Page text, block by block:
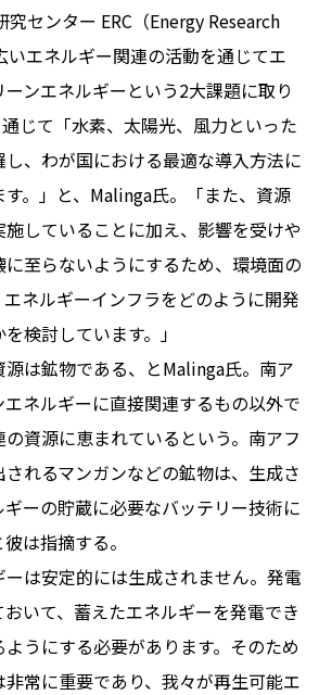
究センター ERC（Energy Research
エネルギー関連の活動を通じてエ
ンエネルギーという2大課題に取り
じて「水素、太陽光、風力といった
、わが国における最適な導入方法に
。」と、Malinga氏。「また、資源
していることに加え、影響を受けや
至らないようにするため、環境面の
ネルギーインフラをどのように開発
検討しています。」
は鉱物である、とMalinga氏。南ア
ネルギーに直接関連するもの以外で
資源に恵まれているという。南アフ
れるマンガンなどの鉱物は、生成さ
ーの貯蔵に必要なバッテリー技術に
は指摘する。
ーは安定的には生成されません。発電
いて、蓄えたエネルギーを発電でき
うにする必要があります。そのため
常に重要であり、我々が再生可能エ